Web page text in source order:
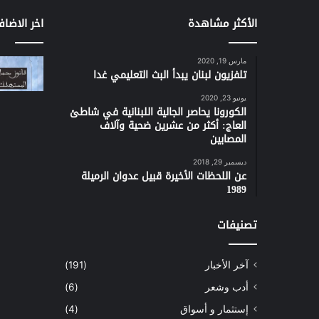
الأكثر مشاهدة
مارس 19, 2020
تلفزيون لبنان يبدأ البث التعليمي غدا
يونيو 23, 2020
الكورونا يحاصر الجالية اللبنانية في شاطئ
العاج: أكثر من عشرين ضحية وآلاف
المصابين
ديسمبر 29, 2018
عن اللحظات الأخيرة قبيل عدوان الرميلة
1989
تصنيفات
آخر الأخبار
(191)
أدب وشعر
(6)
إستثمار و أسواق
(4)
اخر